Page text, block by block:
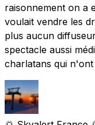
raisonnement on a
voulait vendre les
plus aucun
spectacle aussi
charlatans qui